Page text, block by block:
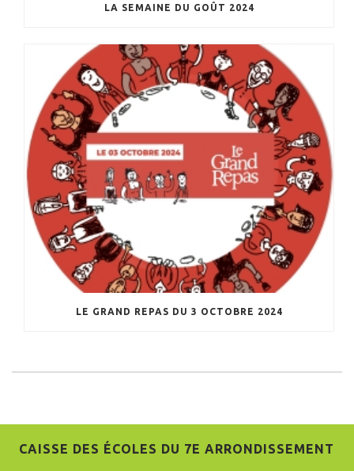
LA SEMAINE DU GOÛT 2024
LE GRAND REPAS DU 3 OCTOBRE 2024
CAISSE DES ÉCOLES DU 7E ARRONDISSEMENT